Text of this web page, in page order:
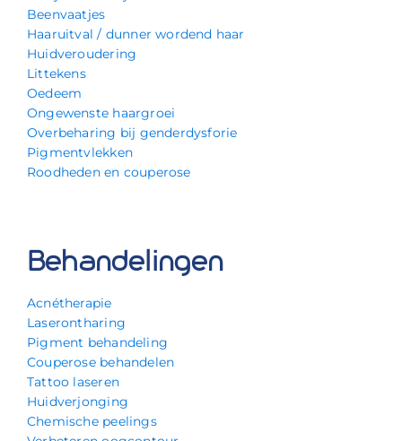
Beenvaatjes
Haaruitval / dunner wordend haar
Huidveroudering
Littekens
Oedeem
Ongewenste haargroei
Overbeharing bij genderdysforie
Pigmentvlekken
Roodheden en couperose
Behandelingen
Acnétherapie
Laserontharing
Pigment behandeling
Couperose behandelen
Tattoo laseren
Huidverjonging
Chemische peelings